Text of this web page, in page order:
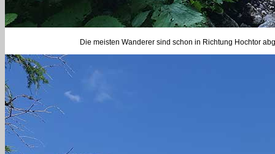
Die meisten Wanderer sind schon in Richtung Hochtor